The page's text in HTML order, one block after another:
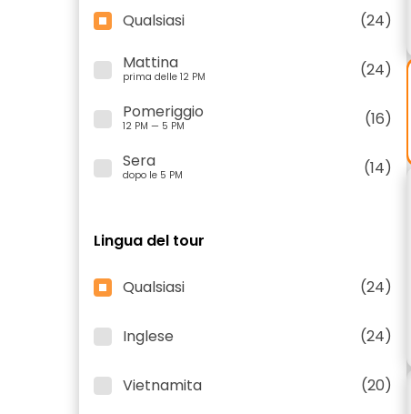
Qualsiasi
(24)
Mattina
prima delle 12 PM
(24)
Pomeriggio
12 PM — 5 PM
(16)
Sera
dopo le 5 PM (14)
Lingua del tour
Qualsiasi (24)
Inglese (24)
Vietnamita (20)